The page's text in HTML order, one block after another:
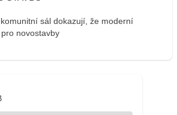
sál dokazují, že moderní
novostavby